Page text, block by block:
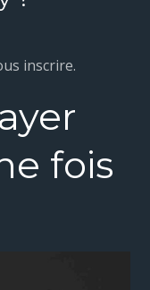
inscrire.
fois